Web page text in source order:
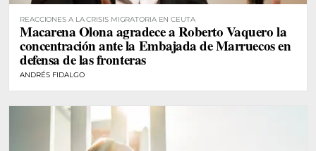
REACCIONES A LA CRISIS MIGRATORIA EN CEUTA
Macarena Olona agradece a Roberto Vaquero la
concentración ante la Embajada de Marruecos en
defensa de las fronteras
ANDRÉS FIDALGO